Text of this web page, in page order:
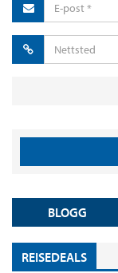
BLOGG
REISEDEALS